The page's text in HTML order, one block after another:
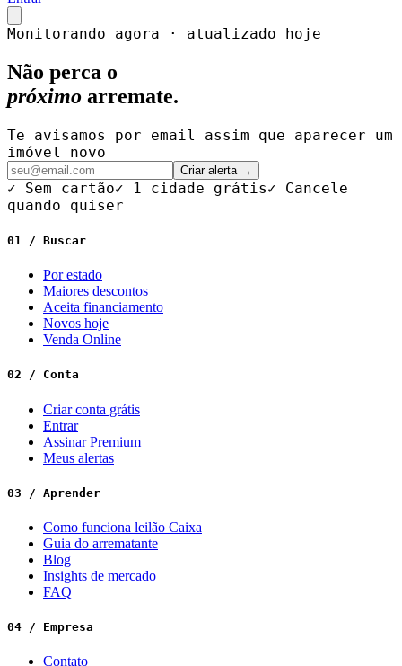
Monitorando agora · atualizado hoje
Não perca o
próximo arremate.
Te avisamos por email assim que aparecer um
imóvel novo
Criar alerta →
✓ Sem cartão✓ 1 cidade grátis✓ Cancele
quando quiser
01 / Buscar
Por estado
Maiores descontos
Aceita financiamento
Novos hoje
Venda Online
02 / Conta
Criar conta grátis
Entrar
Assinar Premium
Meus alertas
03 / Aprender
Como funciona leilão Caixa
Guia do arrematante
Blog
Insights de mercado
FAQ
04 / Empresa
Contato